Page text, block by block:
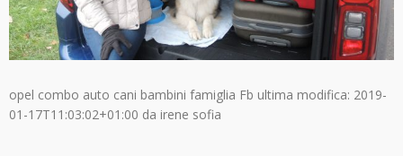
opel combo auto cani bambini famiglia Fb ultima modifica: 2019-
01-17T11:03:02+01:00 da irene sofia